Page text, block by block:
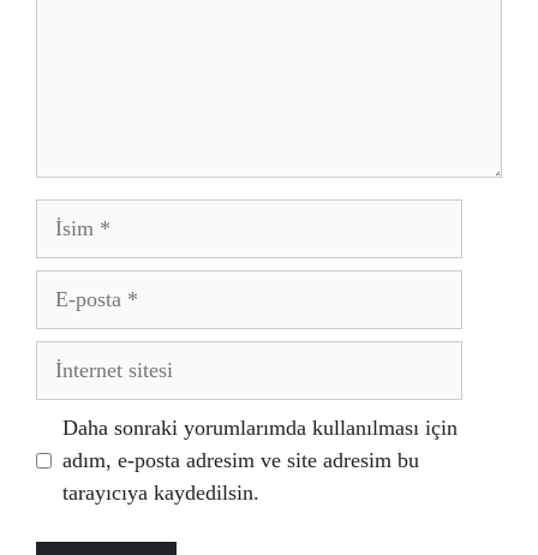
İsim
posta
İnternet
Daha sonraki yorumlarımda kullanılması için
adım, e-posta adresim ve site adresim bu
tarayıcıya kaydedilsin.